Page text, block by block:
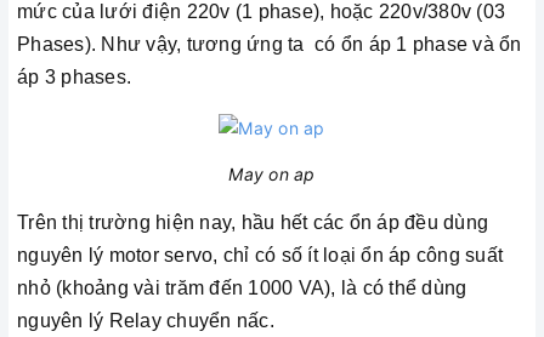
mức của lưới điện 220v (1 phase), hoặc 220v/380v (03
Phases). Như vậy, tương ứng ta có ổn áp 1 phase và ổn
áp 3 phases.
May on ap
Trên thị trường hiện nay, hầu hết các ổn áp đều dùng
nguyên lý motor servo, chỉ có số ít loại ổn áp công suất
nhỏ (khoảng vài trăm đến 1000 VA), là có thể dùng
nguyên lý Relay chuyển nấc.